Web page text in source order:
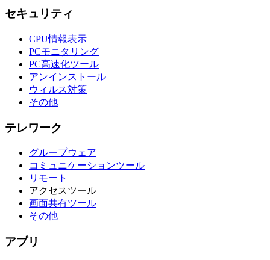
セキュリティ
CPU情報表示
PCモニタリング
PC高速化ツール
アンインストール
ウィルス対策
その他
テレワーク
グループウェア
コミュニケーションツール
リモート
アクセスツール
画面共有ツール
その他
アプリ